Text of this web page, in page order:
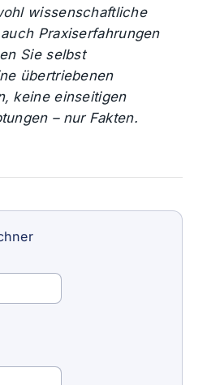
wissenschaftliche
Praxiserfahrungen
Sie selbst
übertriebenen
keine einseitigen
– nur Fakten.